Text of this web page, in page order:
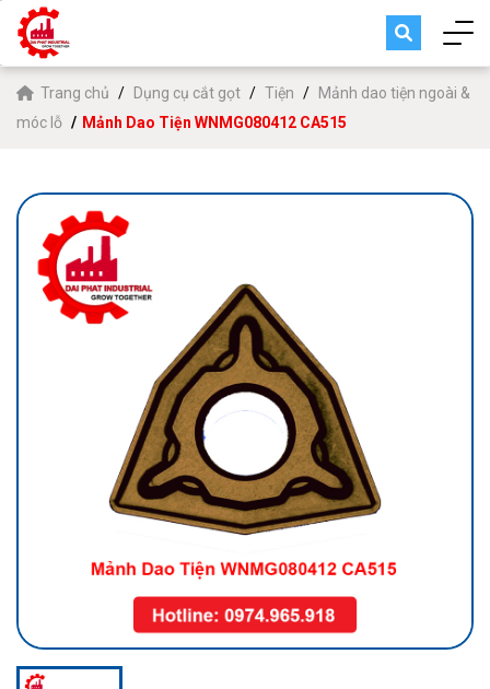
Trang chủ Dụng cụ cắt gọt Tiện
Mảnh dao tiện ngoài &
móc lỗ
Mảnh Dao Tiện WNMG080412 CA515